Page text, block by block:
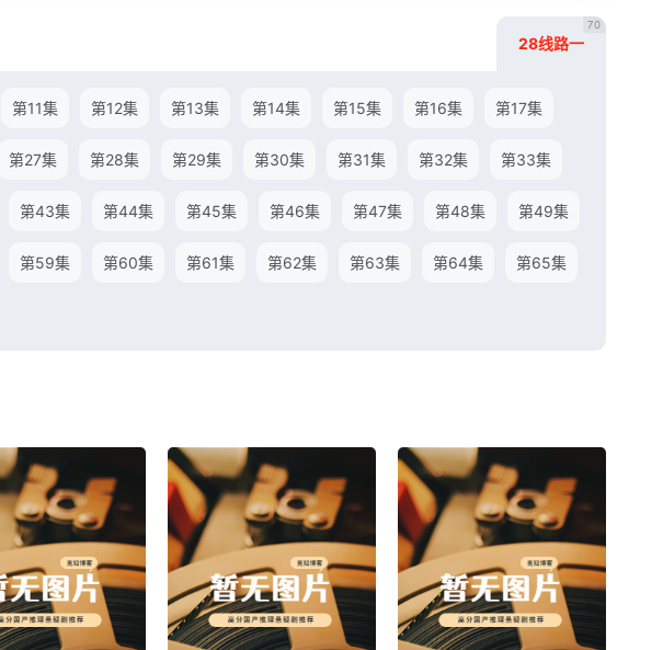
28线路一
70
第11集 第12集 第13集 第14集 第15集 第16集 第17集
第27集 第28集 第29集 第30集 第31集 第32集 第33集
第43集 第44集 第45集 第46集 第47集 第48集 第49集
第59集 第60集 第61集 第62集 第63集 第64集 第65集